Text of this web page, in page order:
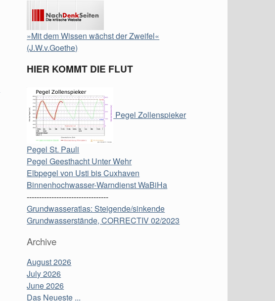
»Mit dem Wissen wächst der Zweifel«
(J.W.v.Goethe)
HIER KOMMT DIE FLUT
Pegel Zollenspieker
Pegel St. Pauli
Pegel Geesthacht Unter Wehr
Elbpegel von Usti bis Cuxhaven
Binnenhochwasser-Warndienst WaBiHa
---------------------------------
Grundwasseratlas: Steigende/sinkende
Grundwasserstände, CORRECTIV 02/2023
Archive
August 2026
July 2026
June 2026
Das Neueste ...